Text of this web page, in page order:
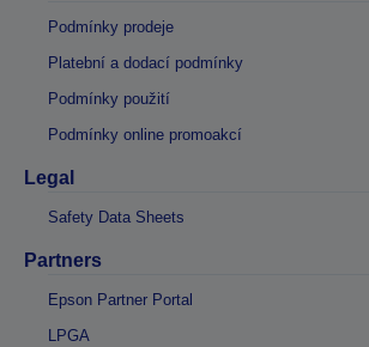
Podmínky prodeje
Platební a dodací podmínky
Podmínky použití
Podmínky online promoakcí
Legal
Safety Data Sheets
Partners
Epson Partner Portal
LPGA